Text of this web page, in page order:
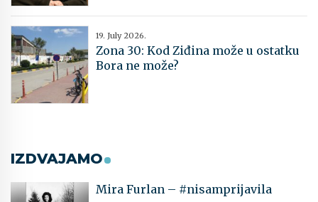
19. July 2026.
Zona 30: Kod Ziđina može u ostatku
Bora ne može?
IZDVAJAMO
Mira Furlan – #nisamprijavila